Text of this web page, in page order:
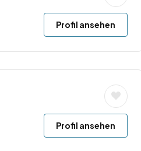
Profil ansehen
Profil ansehen